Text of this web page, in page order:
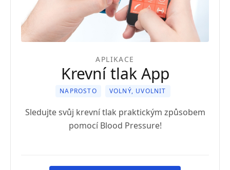
APLIKACE
Krevní tlak App
NAPROSTO VOLNÝ, UVOLNIT
Sledujte svůj krevní tlak praktickým způsobem
pomocí Blood Pressure!